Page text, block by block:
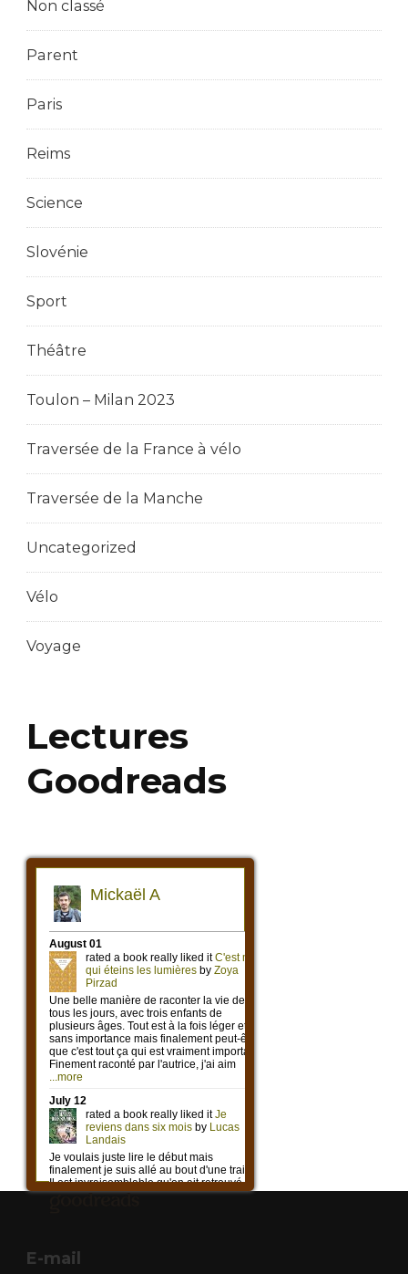
Non classé
Parent
Paris
Reims
Science
Slovénie
Sport
Théâtre
Toulon – Milan 2023
Traversée de la France à vélo
Traversée de la Manche
Uncategorized
Vélo
Voyage
Lectures
Goodreads
E-mail